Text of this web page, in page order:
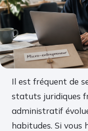
Il est fréquent de
statuts juridiques
administratif
habitudes. Si vous